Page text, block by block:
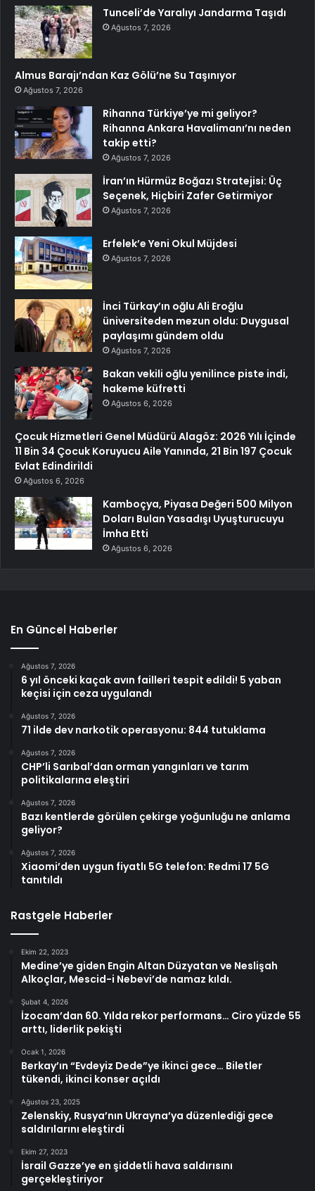
Tunceli’de Yaralıyı Jandarma Taşıdı
Ağustos 7, 2026
Almus Barajı’ndan Kaz Gölü’ne Su Taşınıyor
Ağustos 7, 2026
Rihanna Türkiye’ye mi geliyor?
Rihanna Ankara Havalimanı’nı neden
takip etti?
Ağustos 7, 2026
İran’ın Hürmüz Boğazı Stratejisi: Üç
Seçenek, Hiçbiri Zafer Getirmiyor
Ağustos 7, 2026
Erfelek’e Yeni Okul Müjdesi
Ağustos 7, 2026
İnci Türkay’ın oğlu Ali Eroğlu
üniversiteden mezun oldu: Duygusal
paylaşımı gündem oldu
Ağustos 7, 2026
Bakan vekili oğlu yenilince piste indi,
hakeme küfretti
Ağustos 6, 2026
Çocuk Hizmetleri Genel Müdürü Alagöz: 2026 Yılı İçinde
11 Bin 34 Çocuk Koruyucu Aile Yanında, 21 Bin 197 Çocuk
Evlat Edindirildi
Ağustos 6, 2026
Kamboçya, Piyasa Değeri 500 Milyon
Doları Bulan Yasadışı Uyuşturucuyu
İmha Etti
Ağustos 6, 2026
En Güncel Haberler
Ağustos 7, 2026
6 yıl önceki kaçak avın failleri tespit edildi! 5 yaban
keçisi için ceza uygulandı
Ağustos 7, 2026
71 ilde dev narkotik operasyonu: 844 tutuklama
Ağustos 7, 2026
CHP’li Sarıbal’dan orman yangınları ve tarım
politikalarına eleştiri
Ağustos 7, 2026
Bazı kentlerde görülen çekirge yoğunluğu ne anlama
geliyor?
Ağustos 7, 2026
Xiaomi’den uygun fiyatlı 5G telefon: Redmi 17 5G
tanıtıldı
Rastgele Haberler
Ekim 22, 2023
Medine’ye giden Engin Altan Düzyatan ve Neslişah
Alkoçlar, Mescid-i Nebevi’de namaz kıldı.
Şubat 4, 2026
İzocam’dan 60. Yılda rekor performans… Ciro yüzde 55
arttı, liderlik pekişti
Ocak 1, 2026
Berkay’ın “Evdeyiz Dede”ye ikinci gece… Biletler
tükendi, ikinci konser açıldı
Ağustos 23, 2025
Zelenskiy, Rusya’nın Ukrayna’ya düzenlediği gece
saldırılarını eleştirdi
Ekim 27, 2023
İsrail Gazze’ye en şiddetli hava saldırısını
gerçekleştiriyor